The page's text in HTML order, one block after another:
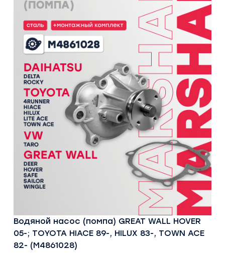
Водяной насос (помпа) GREAT WALL HOVER
05-; TOYOTA HIACE 89-, HILUX 83-, TOWN ACE
82- (M4861028)